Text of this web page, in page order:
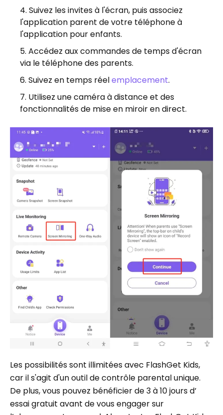
Suivez les invites à l'écran, puis associez
l'application parent de votre téléphone à
l'application pour enfants.
Accédez aux commandes de temps d'écran
via le téléphone des parents.
Suivez en temps réelemplacement.
Utilisez une caméra à distance et des
fonctionnalités de mise en miroir en direct.
Les possibilités sont illimitées avec FlashGet Kids,
car il s'agit d'un outil de contrôle parental unique.
De plus, vous pouvez bénéficier de 3 à 10 jours d’
essai gratuit avant de vous engager sur